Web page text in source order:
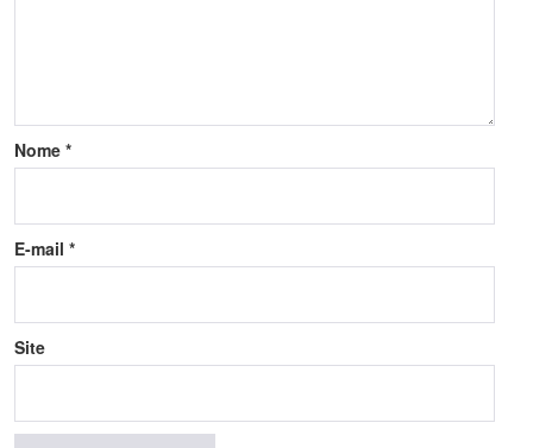
Nome *
E-mail *
Site